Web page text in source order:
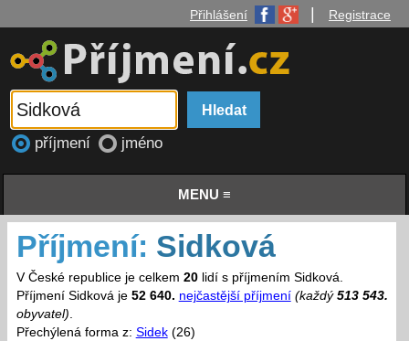
Přihlášení Registrace
příjmení jméno
MENU ≡
Příjmení: Sidková
V České republice je celkem 20lidí s příjmením Sidková.
Příjmení Sidková je 52 640. nejčastější příjmení (každý 513 543.
obyvatel).
Přechýlená forma z: Sidek(26)